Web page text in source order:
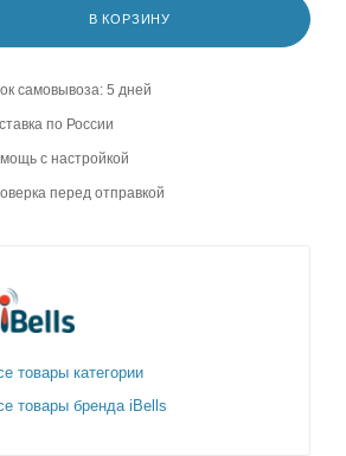
В КОРЗИНУ
самовывоза: 5 дней
по России
с настройкой
перед отправкой
товары категории
товары бренда iBells